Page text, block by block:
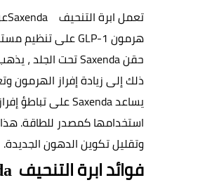
تعمل ابرة التنحيف Saxenda
هرمون GLP-1
حقن Saxenda تحت الجلد ،
يساعد Saxenda
وتقليل تكوين الدهون الجديدة.
فوائد ابرة التنحيف